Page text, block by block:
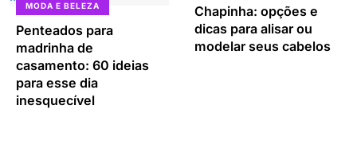
MODA E BELEZA
Penteados para
madrinha de
casamento: 60 ideias
para esse dia
inesquecível
Chapinha: opções e
dicas para alisar ou
modelar seus cabelos